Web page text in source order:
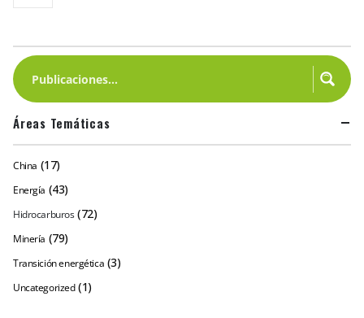
Áreas Temáticas
China (17)
Energía (43)
Hidrocarburos (72)
Minería (79)
Transición energética (3)
Uncategorized (1)